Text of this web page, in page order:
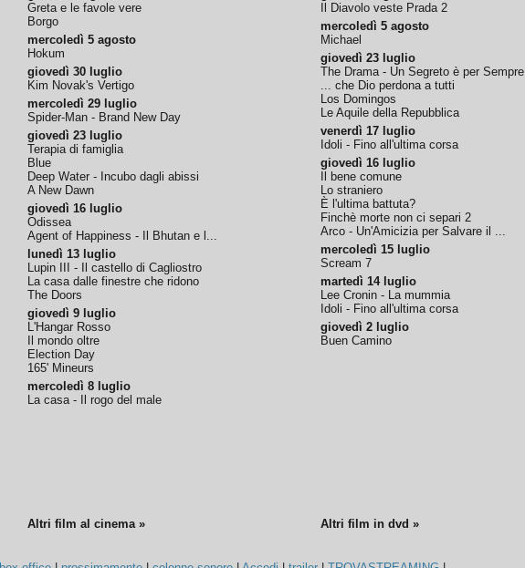
Greta e le favole vere
Borgo
mercoledì 5 agosto
Hokum
giovedì 30 luglio
Kim Novak's Vertigo
mercoledì 29 luglio
Spider-Man - Brand New Day
giovedì 23 luglio
Terapia di famiglia
Blue
Deep Water - Incubo dagli abissi
A New Dawn
giovedì 16 luglio
Odissea
Agent of Happiness - Il Bhutan e l...
lunedì 13 luglio
Lupin III - Il castello di Cagliostro
La casa dalle finestre che ridono
The Doors
giovedì 9 luglio
L'Hangar Rosso
Il mondo oltre
Election Day
165' Mineurs
mercoledì 8 luglio
La casa - Il rogo del male
Il Diavolo veste Prada 2
mercoledì 5 agosto
Michael
giovedì 23 luglio
The Drama - Un Segreto è per Sempre
... che Dio perdona a tutti
Los Domingos
Le Aquile della Repubblica
venerdì 17 luglio
Idoli - Fino all'ultima corsa
giovedì 16 luglio
Il bene comune
Lo straniero
È l'ultima battuta?
Finchè morte non ci separi 2
Arco - Un'Amicizia per Salvare il ...
mercoledì 15 luglio
Scream 7
martedì 14 luglio
Lee Cronin - La mummia
Idoli - Fino all'ultima corsa
giovedì 2 luglio
Buen Camino
Altri film al cinema » Altri film in dvd »